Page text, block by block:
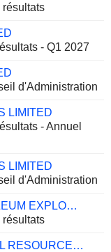
résultats
- Q1 2027
d'Administration
LIMITED
- Annuel
LIMITED
d'Administration
JAPAN PETROLEUM EXPLORATION CO., LTD.
résultats
MACH NATURAL RESOURCES LP